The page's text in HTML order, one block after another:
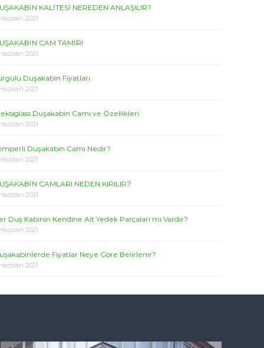
KALİTESİ NEREDEN ANLAŞILIR?
2021
CAM TAMİRİ
2021
Duşakabin Fiyatları
2021
Duşakabin Camı ve Özellikleri
2021
Duşakabin Camı Nedir?
2021
CAMLARI NEDEN KIRILIR?
2021
Duş Kabinin Kendine Ait Yedek Parçaları mı Vardır?
2021
Fiyatlar Neye Göre Belirlenir?
2021